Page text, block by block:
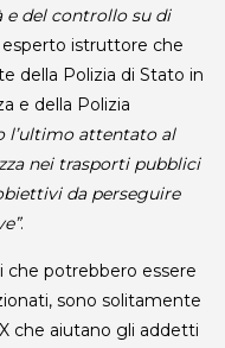
e del controllo su di
esperto istruttore che
della Polizia di Stato in
e della Polizia
l’ultimo attentato al
nei trasporti pubblici
da perseguire
.
che potrebbero essere
sono solitamente
che aiutano gli addetti